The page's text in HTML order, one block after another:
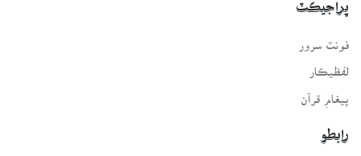
پراجيڪٽ
لفظيڪار
پيغامِ قرآن
رابطو